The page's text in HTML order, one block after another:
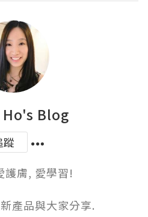
Blog
蹤
護膚, 愛學習!
產品與大家分享.